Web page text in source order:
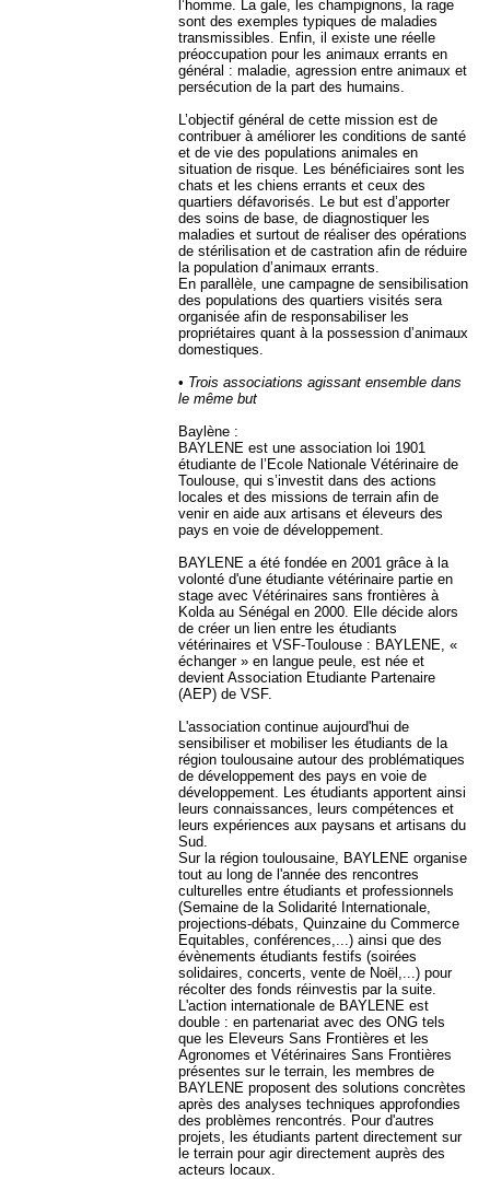
l’homme. La gale, les champignons, la rage
sont des exemples typiques de maladies
transmissibles. Enfin, il existe une réelle
préoccupation pour les animaux errants en
général : maladie, agression entre animaux et
persécution de la part des humains.
L’objectif général de cette mission est de
contribuer à améliorer les conditions de santé
et de vie des populations animales en
situation de risque. Les bénéficiaires sont les
chats et les chiens errants et ceux des
quartiers défavorisés. Le but est d’apporter
des soins de base, de diagnostiquer les
maladies et surtout de réaliser des opérations
de stérilisation et de castration afin de réduire
la population d’animaux errants.
En parallèle, une campagne de sensibilisation
des populations des quartiers visités sera
organisée afin de responsabiliser les
propriétaires quant à la possession d’animaux
domestiques.
• Trois associations agissant ensemble dans
le même but
Baylène :
BAYLENE est une association loi 1901
étudiante de l’Ecole Nationale Vétérinaire de
Toulouse, qui s’investit dans des actions
locales et des missions de terrain afin de
venir en aide aux artisans et éleveurs des
pays en voie de développement.
BAYLENE a été fondée en 2001 grâce à la
volonté d'une étudiante vétérinaire partie en
stage avec Vétérinaires sans frontières à
Kolda au Sénégal en 2000. Elle décide alors
de créer un lien entre les étudiants
vétérinaires et VSF-Toulouse : BAYLENE, «
échanger » en langue peule, est née et
devient Association Etudiante Partenaire
(AEP) de VSF.
L'association continue aujourd'hui de
sensibiliser et mobiliser les étudiants de la
région toulousaine autour des problématiques
de développement des pays en voie de
développement. Les étudiants apportent ainsi
leurs connaissances, leurs compétences et
leurs expériences aux paysans et artisans du
Sud.
Sur la région toulousaine, BAYLENE organise
tout au long de l'année des rencontres
culturelles entre étudiants et professionnels
(Semaine de la Solidarité Internationale,
projections-débats, Quinzaine du Commerce
Equitables, conférences,...) ainsi que des
évènements étudiants festifs (soirées
solidaires, concerts, vente de Noël,...) pour
récolter des fonds réinvestis par la suite.
L'action internationale de BAYLENE est
double : en partenariat avec des ONG tels
que les Eleveurs Sans Frontières et les
Agronomes et Vétérinaires Sans Frontières
présentes sur le terrain, les membres de
BAYLENE proposent des solutions concrètes
après des analyses techniques approfondies
des problèmes rencontrés. Pour d'autres
projets, les étudiants partent directement sur
le terrain pour agir directement auprès des
acteurs locaux.